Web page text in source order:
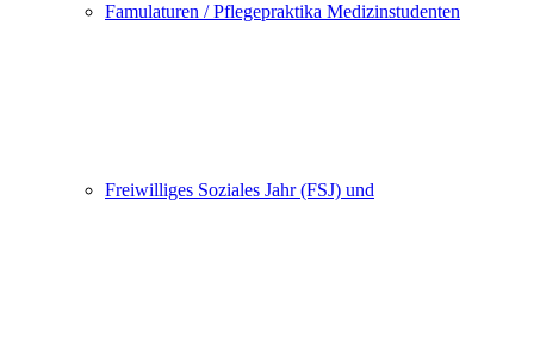
Famulaturen / Pflegepraktika Medizinstudenten
Freiwilliges Soziales Jahr (FSJ) und